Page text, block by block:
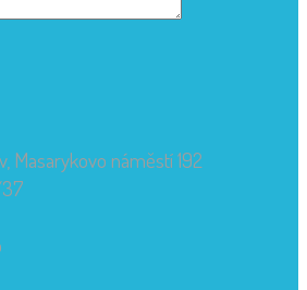
Masarykovo náměstí 192